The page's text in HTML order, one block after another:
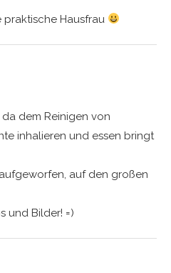
praktische Hausfrau
dem Reinigen von
inhalieren und essen bringt
auf den großen
und Bilder! =)